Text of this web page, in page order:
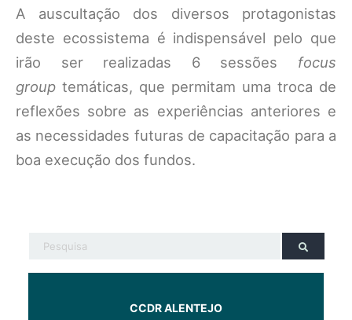
A auscultação dos diversos protagonistas
deste ecossistema é indispensável pelo que
irão ser realizadas 6 sessões focus
group temáticas, que permitam uma troca de
reflexões sobre as experiências anteriores e
as necessidades futuras de capacitação para a
boa execução dos fundos.
CCDR ALENTEJO